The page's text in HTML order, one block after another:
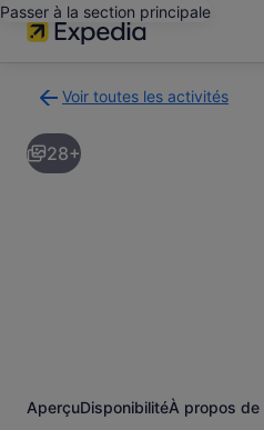
Passer à la section principale
Voir toutes les activités
à
la
page
28+
AperçuDisponibilitéÀ propos